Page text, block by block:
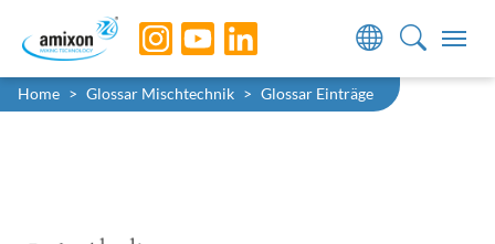
Skip to main navigation
Skip to main content
Skip to page footer
Sie sind hier:
Home Glossar Mischtechnik Glossar Einträge